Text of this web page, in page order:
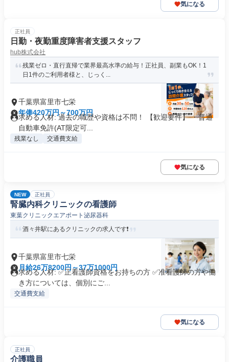
気になる
正社員
日勤・夜勤重度障害者支援スタッフ
hub株式会社
残業ゼロ・直行直帰で業界最高水準の給与！正社員、副業もOK！1
日1件のご利用者様と、じっく...
千葉県富里市七栄
年俸420万円～700万円
求める人材: 過去の職歴や資格は不問！ 【歓迎要件】 ・普通
自動車免許(AT限定可...
残業なし 交通費支給
気になる
NEW 正社員
腎臓内科クリニックの看護師
東葉クリニックエアポート泌尿器科
酒々井駅にあるクリニックの求人です❗️
千葉県富里市七栄
月給26万8200円～37万1000円
求める人材: ✅正看護師資格をお持ちの方 ✅准看護師の方や働
き方については、個別にご...
交通費支給
気になる
正社員
介護職員